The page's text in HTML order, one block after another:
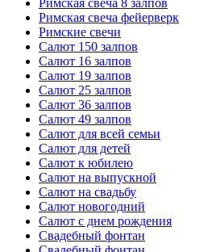
Римская свеча 8 залпов
Римская свеча фейерверк
Римские свечи
Салют 150 залпов
Салют 16 залпов
Салют 19 залпов
Салют 25 залпов
Салют 36 залпов
Салют 49 залпов
Салют для всей семьи
Салют для детей
Салют к юбилею
Салют на выпускной
Салют на свадьбу
Салют новогодний
Салют с днем рождения
Свадебный фонтан